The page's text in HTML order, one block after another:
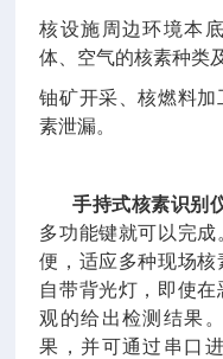
核设施周边环境本
体、空气的核素种类
铀矿开采、核燃料
素泄漏。
手持式核素识别
多功能键就可以完
便，适应多种现场
自带背光灯，即使
观的给出检测结果
果，并可通过串口